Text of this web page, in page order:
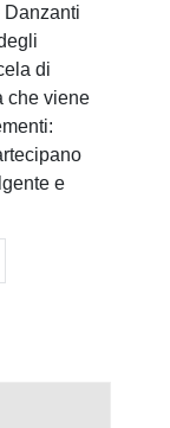
Danzanti
di
che viene
e